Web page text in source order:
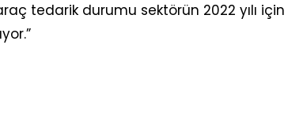
tedarik durumu sektörün 2022 yılı için